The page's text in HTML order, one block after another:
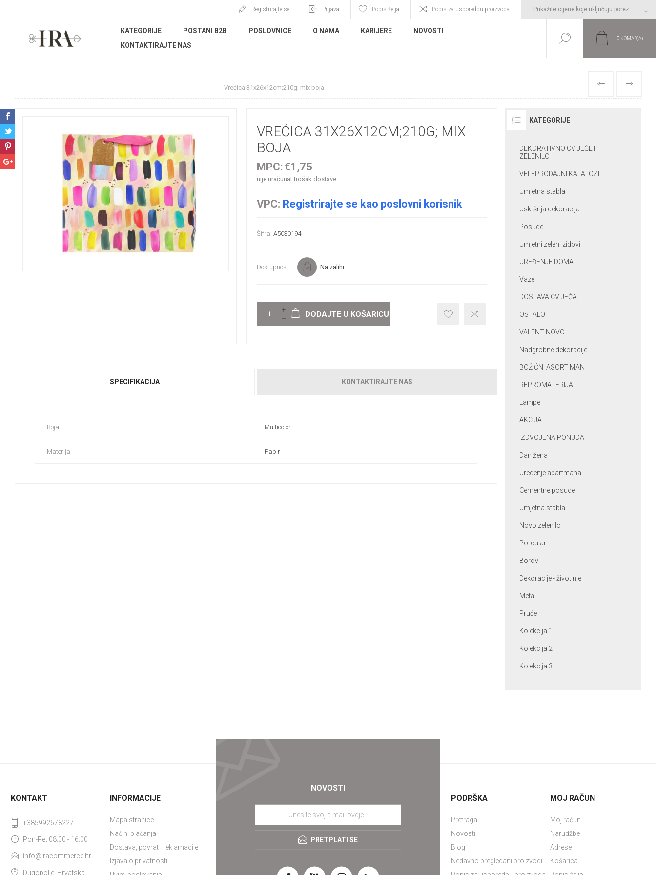
Registrirajte se Prijava Popis želja Popis za usporedbu proizvoda
KATEGORIJE POSTANI B2B POSLOVNICE O NAMA KARIJERE
NOVOSTI
KONTAKTIRAJTE NAS
0 KOMAD(A)
Vrećica 31x26x12cm;210g; mix boja PRETHODNI
SLIJEDEĆI
VREĆICA 31X26X12CM;210G; MIX
BOJA
MPC: €1,75
nije uračunattrošak dostave
VPC: Registrirajte se kao poslovni korisnik
Šifra: A5030194
Dostupnost: Na zalihi
DODAJTE U KOŠARICU
SPECIFIKACIJA KONTAKTIRAJTE NAS
Boja Multicolor
Materijal Papir
KATEGORIJE
DEKORATIVNO CVIJEĆE I
ZELENILO
VELEPRODAJNI KATALOZI
Umjetna stabla
Uskršnja dekoracija
Posude
Umjetni zeleni zidovi
UREĐENJE DOMA
Vaze
DOSTAVA CVIJEĆA
OSTALO
VALENTINOVO
Nadgrobne dekoracije
BOŽIĆNI ASORTIMAN
REPROMATERIJAL
Lampe
AKCIJA
IZDVOJENA PONUDA
Dan žena
Uredenje apartmana
Cementne posude
Umjetna stabla
Novo zelenilo
Porculan
Borovi
Dekoracije - životinje
Metal
Pruće
Kolekcija 1
Kolekcija 2
Kolekcija 3
NOVOSTI
PRETPLATI SE
KONTAKT
+385992678227
Pon-Pet 08:00 - 16:00
info@iracommerce.hr
Dugopolje, Hrvatska
INFORMACIJE
Mapa stranice
Načini plaćanja
Dostava, povrat i reklamacije
Izjava o privatnosti
PODRŠKA
Pretraga
Novosti
Blog
Nedavno pregledani proizvodi
MOJ RAČUN
Moj račun
Narudžbe
Adrese
Košarica